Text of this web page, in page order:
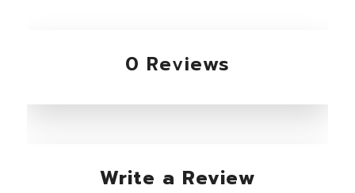
0 Reviews
Write a Review